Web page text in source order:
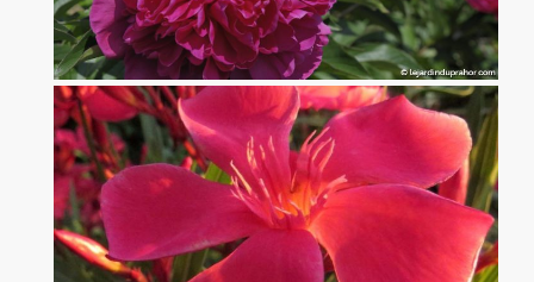
Pivoine Félix Crousse
x